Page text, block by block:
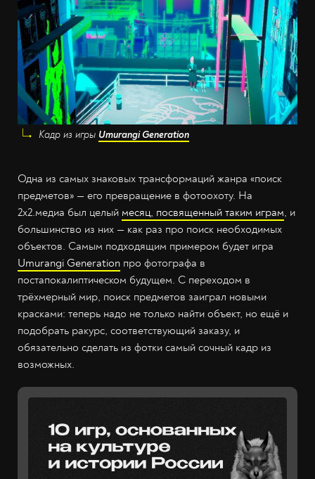
Кадр из игры Umurangi Generation
Одна из самых знаковых трансформаций жанра «поиск
предметов» — его превращение в фотоохоту. На
2х2.медиа был целый месяц, посвященный таким играм, и
большинство из них — как раз про поиск необходимых
объектов. Самым подходящим примером будет игра
Umurangi Generation про фотографа в
постапокалиптическом будущем. С переходом в
трёхмерный мир, поиск предметов заиграл новыми
красками: теперь надо не только найти объект, но ещё и
подобрать ракурс, соответствующий заказу, и
обязательно сделать из фотки самый сочный кадр из
возможных.